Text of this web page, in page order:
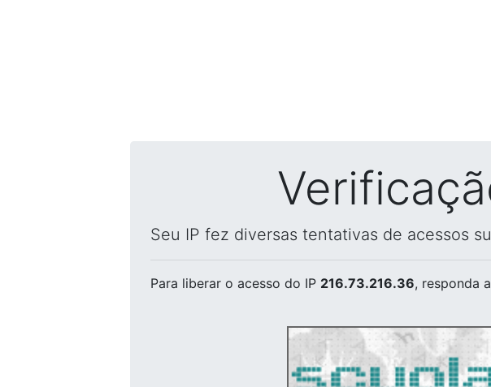
Seu IP fez diversas tentativas de acessos
Para liberar o acesso do IP 216.73.216.36, responda